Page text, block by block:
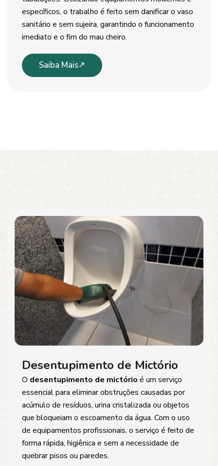
específicos, o trabalho é feito sem danificar o vaso
sanitário e sem sujeira, garantindo o funcionamento
imediato e o fim do mau cheiro.
Saiba Mais
Desentupimento de Mictório
O desentupimento de mictório é um serviço
essencial para eliminar obstruções causadas por
acúmulo de resíduos, urina cristalizada ou objetos
que bloqueiam o escoamento da água. Com o uso
de equipamentos profissionais, o serviço é feito de
forma rápida, higiênica e sem a necessidade de
quebrar pisos ou paredes.